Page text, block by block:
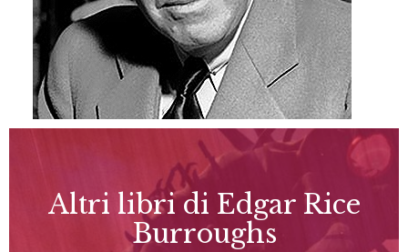
Altri libri di Edgar Rice
Burroughs